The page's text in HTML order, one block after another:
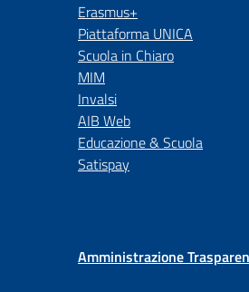
Erasmus+
Piattaforma UNICA
Scuola in Chiaro
MIM
Invalsi
AIB Web
Educazione & Scuola
Satispay
Amministrazione